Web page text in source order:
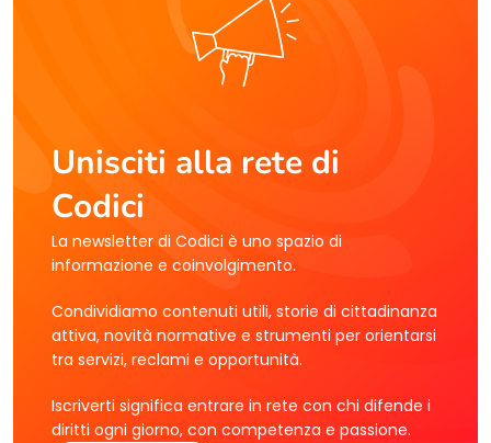
Unisciti alla rete di
Codici
La newsletter di Codici è uno spazio di
informazione e coinvolgimento.
Condividiamo contenuti utili, storie di cittadinanza
attiva, novità normative e strumenti per orientarsi
tra servizi, reclami e opportunità.
Iscriverti significa entrare in rete con chi difende i
diritti ogni giorno, con competenza e passione.